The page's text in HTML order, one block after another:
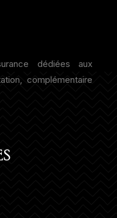
dédiées aux
complémentaire